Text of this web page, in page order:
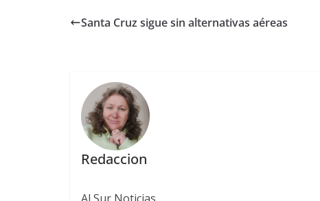
Santa Cruz sigue sin alternativas aéreas
Redaccion